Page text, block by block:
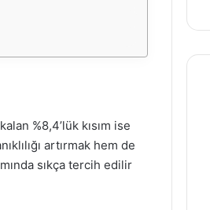
%8,4’lük kısım ise
artırmak hem de
sıkça tercih edilir